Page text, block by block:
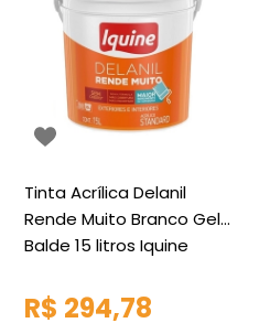
Tinta Acrílica Delanil
Rende Muito Branco Gelo
Balde 15 litros Iquine
R$ 294,78